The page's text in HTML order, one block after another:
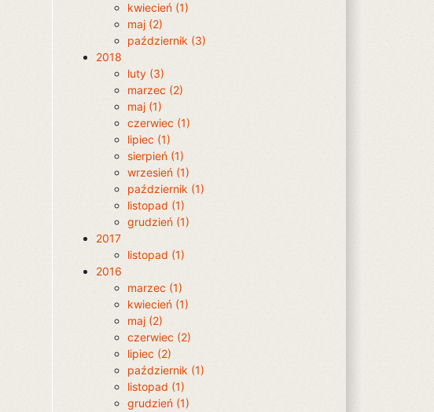
kwiecień (1)
maj (2)
październik (3)
2018
luty (3)
marzec (2)
maj (1)
czerwiec (1)
lipiec (1)
sierpień (1)
wrzesień (1)
październik (1)
listopad (1)
grudzień (1)
2017
listopad (1)
2016
marzec (1)
kwiecień (1)
maj (2)
czerwiec (2)
lipiec (2)
październik (1)
listopad (1)
grudzień (1)